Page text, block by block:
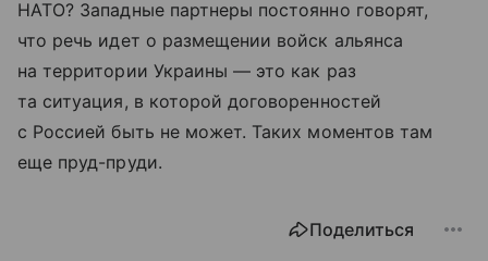
НАТО? Западные партнеры постоянно говорят,
что речь идет о размещении войск альянса
на территории Украины — это как раз
та ситуация, в которой договоренностей
с Россией быть не может. Таких моментов там
еще пруд-пруди.
Поделиться